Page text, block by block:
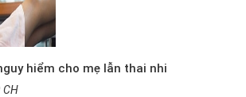
hiểm cho mẹ lẫn thai nhi